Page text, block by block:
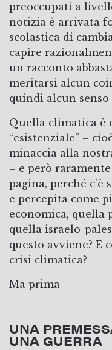
preoccupati a
notizia è arrivata
scolastica di
capire
un racconto
meritarsi alcun
quindi alcun senso
Quella climatica è
“esistenziale” –
minaccia alla
– e però
pagina, perché
e percepita come
economica, quella
quella israelo-
questo avviene? E
crisi climatica?
Ma prima
UNA
UNA GUERRA